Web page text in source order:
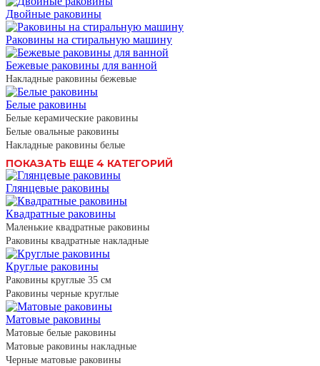
Двойные раковины
Раковины на стиральную машину
Бежевые раковины для ванной
Накладные раковины бежевые
Белые раковины
Белые керамические раковины
Белые овальные раковины
Накладные раковины белые
ПОКАЗАТЬ ЕЩЕ 4 КАТЕГОРИЙ
Глянцевые раковины
Квадратные раковины
Маленькие квадратные раковины
Раковины квадратные накладные
Круглые раковины
Раковины круглые 35 см
Раковины черные круглые
Матовые раковины
Матовые белые раковины
Матовые раковины накладные
Черные матовые раковины